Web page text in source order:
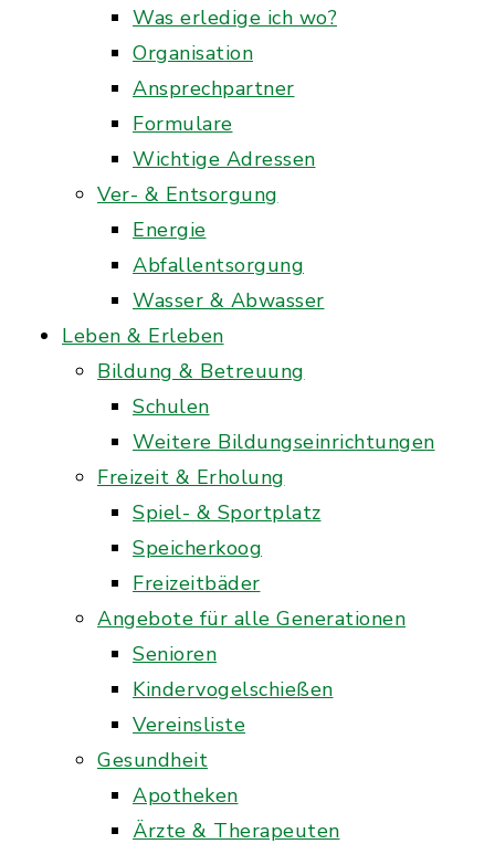
Was erledige ich wo?
Organisation
Ansprechpartner
Formulare
Wichtige Adressen
Ver- & Entsorgung
Energie
Abfallentsorgung
Wasser & Abwasser
Leben & Erleben
Bildung & Betreuung
Schulen
Weitere Bildungseinrichtungen
Freizeit & Erholung
Spiel- & Sportplatz
Speicherkoog
Freizeitbäder
Angebote für alle Generationen
Senioren
Kindervogelschießen
Vereinsliste
Gesundheit
Apotheken
Ärzte & Therapeuten